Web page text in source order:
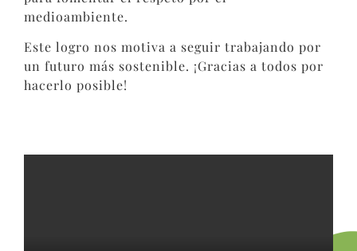
medioambiente.
Este logro nos motiva a seguir trabajando por
un futuro más sostenible. ¡Gracias a todos por
hacerlo posible!